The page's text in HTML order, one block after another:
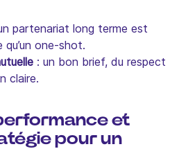
partenariat long terme est
one-shot.
: un bon brief, du respect
claire.
et
pour un